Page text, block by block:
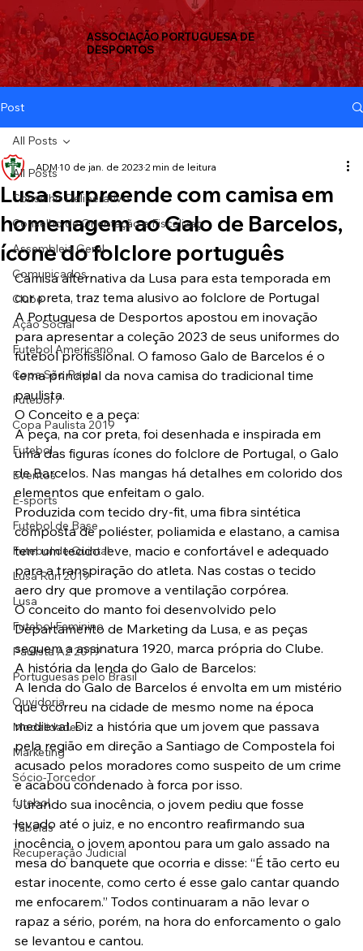
ASSOCIAÇÃO PORTUGUESA DE
DESPORTOS
Post
All Posts
Conselho Deliberativo
Conselho de Orientação e Fiscalizaç
Assembleia Geral
Comunicados
Clube
Ação Social
Futebol Americano
Copa São Paulo
Futebol 7
Copa Paulista 2019
Futebol
Eventos
E-sports
Futebol de Base
Futebol de Quintal
Lusa Run 2019
Lusa
Futebol Feminino
Paulista A2 2019
Portuguesas pelo Brasil
Ouvidoria
Modalidades
Marketing
Sócio-Torcedor
futebol
Tabelas
Recuperação Judicial
All Posts
Lusa surpreende com camisa em
homenagem ao Galo de Barcelos,
ícone do folclore português
ADM 10 de jan. de 2023 2 min de leitura
Camisa alternativa da Lusa para esta temporada em
cor preta, traz tema alusivo ao folclore de Portugal
A Portuguesa de Desportos apostou em inovação
para apresentar a coleção 2023 de seus uniformes do
futebol profissional. O famoso Galo de Barcelos é o
tema principal da nova camisa do tradicional time
paulista.
O Conceito e a peça:
A peça, na cor preta, foi desenhada e inspirada em
uma das figuras ícones do folclore de Portugal, o Galo
de Barcelos. Nas mangas há detalhes em colorido dos
elementos que enfeitam o galo.
Produzida com tecido dry-fit, uma fibra sintética
composta de poliéster, poliamida e elastano, a camisa
tem um tecido leve, macio e confortável e adequado
para a transpiração do atleta. Nas costas o tecido
aero dry que promove a ventilação corpórea.
O conceito do manto foi desenvolvido pelo
Departamento de Marketing da Lusa, e as peças
seguem a assinatura 1920, marca própria do Clube.
A história da lenda do Galo de Barcelos:
A lenda do Galo de Barcelos é envolta em um mistério
que ocorreu na cidade de mesmo nome na época
medieval. Diz a história que um jovem que passava
pela região em direção a Santiago de Compostela foi
acusado pelos moradores como suspeito de um crime
e acabou condenado à forca por isso.
Jurando sua inocência, o jovem pediu que fosse
levado até o juiz, e no encontro reafirmando sua
inocência, o jovem apontou para um galo assado na
mesa do banquete que ocorria e disse: “É tão certo eu
estar inocente, como certo é esse galo cantar quando
me enfocarem.” Todos continuaram a não levar o
rapaz a sério, porém, na hora do enforcamento o galo
se levantou e cantou.